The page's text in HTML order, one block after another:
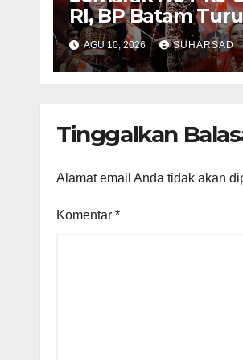
RI, BP Batam
Meriahkan Pawai
Pembangunan
AGU 10, 2026 SUHARSAD
Tinggalkan
Alamat email Anda tidak akan
Komentar *